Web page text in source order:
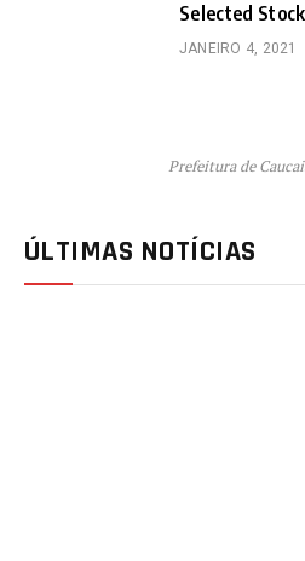
Selected
JANEIRO 4, 2021
Prefeitura de
ÚLTIMAS NOTÍCIAS